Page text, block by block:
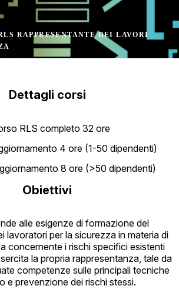
RAPPRESENTANTE DEI LAVORI
Dettagli corsi
RLS completo 32 ore
4 ore (1-50 dipendenti)
8 ore (>50 dipendenti)
Obiettivi
alle esigenze di formazione del
lavoratori per la sicurezza in materia di
concernente i rischi specifici esistenti
la propria rappresentanza, tale da
competenze sulle principali tecniche
e prevenzione dei rischi stessi.